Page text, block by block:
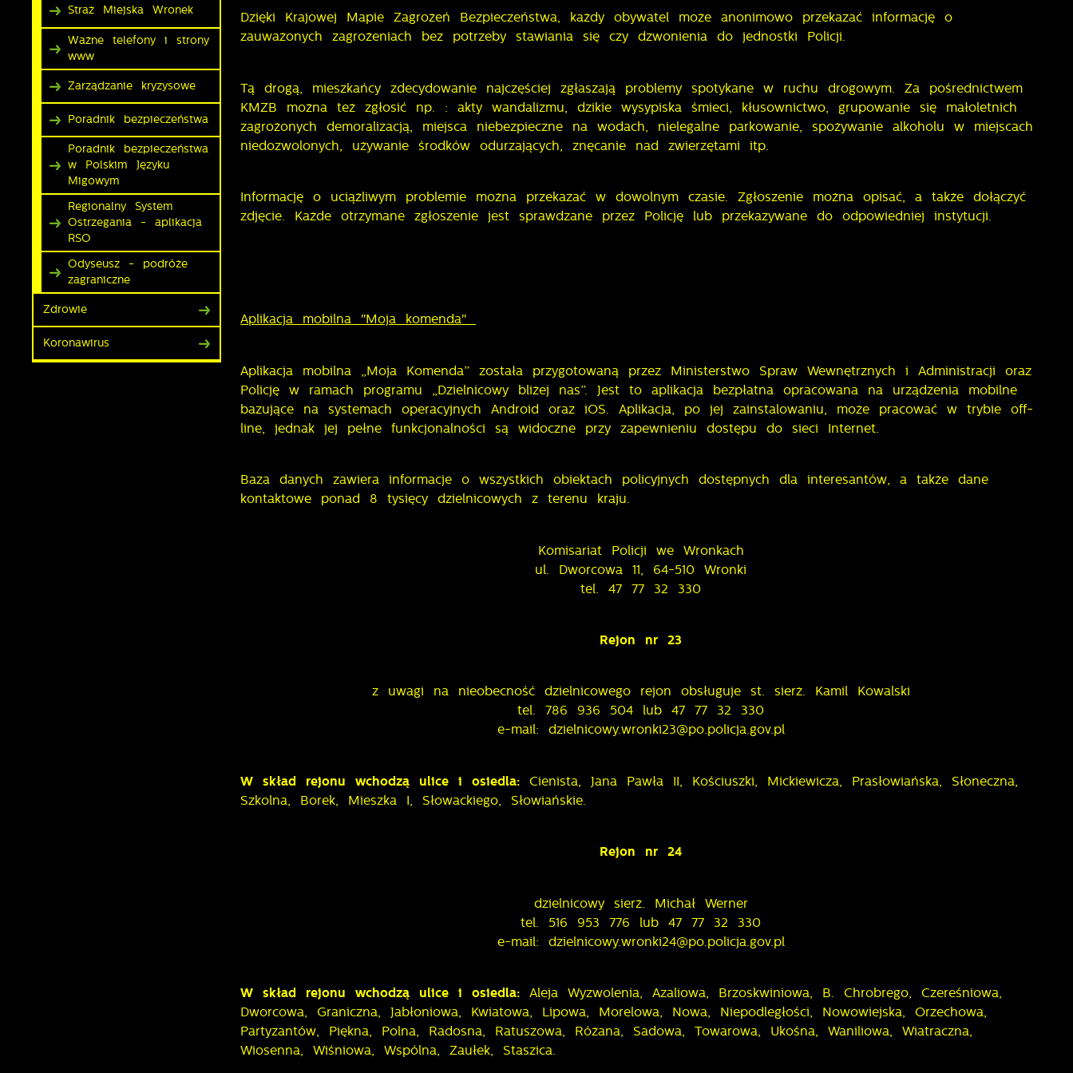
Straż Miejska Wronek
Ważne telefony i strony
www
Zarządzanie kryzysowe
Poradnik bezpieczeństwa
Poradnik bezpieczeństwa
w Polskim Języku
Migowym
Regionalny System
Ostrzegania - aplikacja
RSO
Odyseusz - podróże
zagraniczne
Zdrowie
Koronawirus
Dzięki Krajowej Mapie Zagrożeń Bezpieczeństwa, każdy obywatel może anonimowo przekazać informację o
zauważonych zagrożeniach bez potrzeby stawiania się czy dzwonienia do jednostki Policji.
Tą drogą, mieszkańcy zdecydowanie najczęściej zgłaszają problemy spotykane w ruchu drogowym. Za pośrednictwem
KMZB można też zgłosić np. : akty wandalizmu, dzikie wysypiska śmieci, kłusownictwo, grupowanie się małoletnich
zagrożonych demoralizacją, miejsca niebezpieczne na wodach, nielegalne parkowanie, spożywanie alkoholu w miejscach
niedozwolonych, używanie środków odurzających, znęcanie nad zwierzętami itp.
Informację o uciążliwym problemie można przekazać w dowolnym czasie. Zgłoszenie można opisać, a także dołączyć
zdjęcie. Każde otrzymane zgłoszenie jest sprawdzane przez Policję lub przekazywane do odpowiedniej instytucji.
Aplikacja mobilna "Moja komenda"
Aplikacja mobilna „Moja Komenda” została przygotowaną przez Ministerstwo Spraw Wewnętrznych i Administracji oraz
Policję w ramach programu „Dzielnicowy bliżej nas”. Jest to aplikacja bezpłatna opracowana na urządzenia mobilne
bazujące na systemach operacyjnych Android oraz iOS. Aplikacja, po jej zainstalowaniu, może pracować w trybie off-
line, jednak jej pełne funkcjonalności są widoczne przy zapewnieniu dostępu do sieci Internet.
Baza danych zawiera informacje o wszystkich obiektach policyjnych dostępnych dla interesantów, a także dane
kontaktowe ponad 8 tysięcy dzielnicowych z terenu kraju.
Komisariat Policji we Wronkach
ul. Dworcowa 11, 64-510 Wronki
tel. 47 77 32 330
Rejon nr 23
z uwagi na nieobecność dzielnicowego rejon obsługuje st. sierż. Kamil Kowalski
tel. 786 936 504 lub 47 77 32 330
e-mail: dzielnicowy.wronki23@po.policja.gov.pl
W skład rejonu wchodzą ulice i osiedla:Cienista, Jana Pawła II, Kościuszki, Mickiewicza, Prasłowiańska, Słoneczna,
Szkolna, Borek, Mieszka I, Słowackiego, Słowiańskie.
Rejon nr 24
dzielnicowy sierż. Michał Werner
tel. 516 953 776 lub 47 77 32 330
e-mail: dzielnicowy.wronki24@po.policja.gov.pl
W skład rejonu wchodzą ulice i osiedla:Aleja Wyzwolenia, Azaliowa, Brzoskwiniowa, B. Chrobrego, Czereśniowa,
Dworcowa, Graniczna, Jabłoniowa, Kwiatowa, Lipowa, Morelowa, Nowa, Niepodległości, Nowowiejska, Orzechowa,
Partyzantów, Piękna, Polna, Radosna, Ratuszowa, Różana, Sadowa, Towarowa, Ukośna, Waniliowa, Wiatraczna,
Wiosenna, Wiśniowa, Wspólna, Zaułek, Staszica.
Szanujemy Twoją prywatność. Możesz zmienić ustawienia cookies lub
zaakceptować je wszystkie. W dowolnym momencie możesz dokonać
zmiany swoich ustawień.